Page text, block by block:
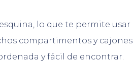
lo que te permite usar
compartimentos y cajones,
y fácil de encontrar.